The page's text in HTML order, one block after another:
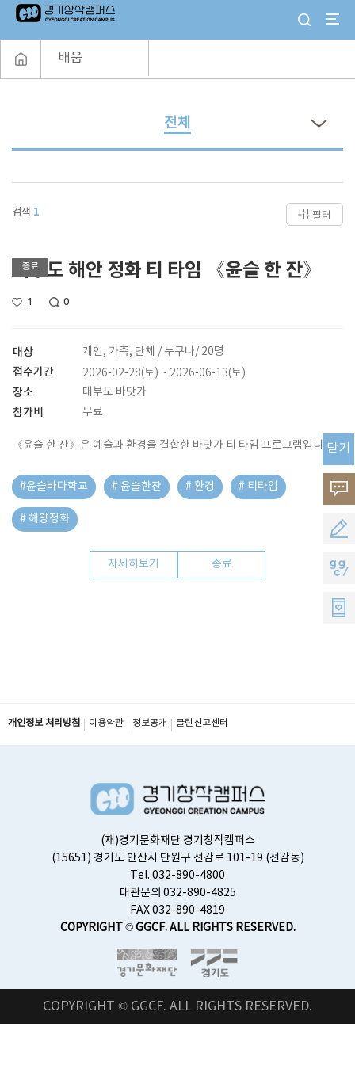
고
리
공
모
지
지
닫기
배움
전체
검색 1 필터
종료
대부도 해안 정화 티 타임 《윤슬 한 잔》
1 0
대상 개인, 가족, 단체 / 누구나/ 20명
접수기간 2026-02-28(토) ~ 2026-06-13(토)
장소 대부도 바닷가
참가비 무료
《윤슬 한 잔》은 예술과 환경을 결합한 바닷가 티 타임 프로그램입니다.
#윤슬바다학교 # 윤슬한잔 # 환경 # 티타임
# 해양정화
자세히보기 종료
개인정보 처리방침 이용약관 정보공개 클린신고센터
(재)경기문화재단 경기창작캠퍼스
(15651) 경기도 안산시 단원구 선감로 101-19 (선감동)
Tel. 032-890-4800
대관문의 032-890-4825
FAX 032-890-4819
COPYRIGHT © GGCF. ALL RIGHTS RESERVED.
COPYRIGHT © GGCF. ALL RIGHTS RESERVED.